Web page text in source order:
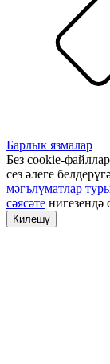
Барлык язмалар
Без cookie-
сез әлеге
мәгълүматлар
сәясәте нигезендә
Килешү